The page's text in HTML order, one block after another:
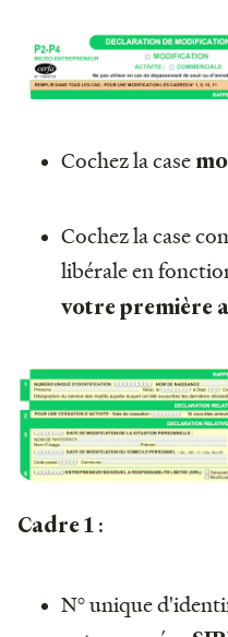
Cochez la case
Cochez la case
libérale en
votre première
Cadre 1 :
N° unique